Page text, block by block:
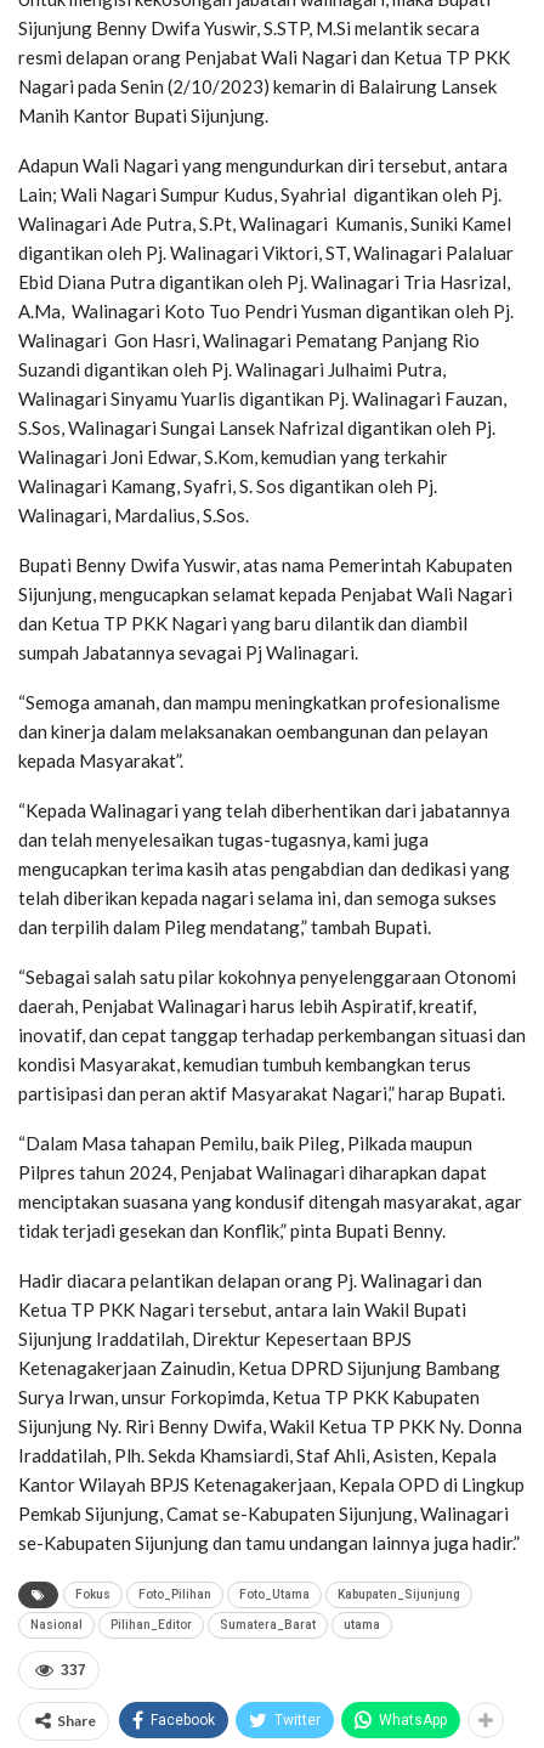
Sijunjung Benny Dwifa Yuswir, S.STP, M.Si melantik secara
resmi delapan orang Penjabat Wali Nagari dan Ketua TP PKK
Nagari pada Senin (2/10/2023) kemarin di Balairung Lansek
Manih Kantor Bupati Sijunjung.
Adapun Wali Nagari yang mengundurkan diri tersebut, antara
Lain; Wali Nagari Sumpur Kudus, Syahrial digantikan oleh Pj.
Walinagari Ade Putra, S.Pt, Walinagari Kumanis, Suniki Kamel
digantikan oleh Pj. Walinagari Viktori, ST, Walinagari Palaluar
Ebid Diana Putra digantikan oleh Pj. Walinagari Tria Hasrizal,
A.Ma, Walinagari Koto Tuo Pendri Yusman digantikan oleh Pj.
Walinagari Gon Hasri, Walinagari Pematang Panjang Rio
Suzandi digantikan oleh Pj. Walinagari Julhaimi Putra,
Walinagari Sinyamu Yuarlis digantikan Pj. Walinagari Fauzan,
S.Sos, Walinagari Sungai Lansek Nafrizal digantikan oleh Pj.
Walinagari Joni Edwar, S.Kom, kemudian yang terkahir
Walinagari Kamang, Syafri, S. Sos digantikan oleh Pj.
Walinagari, Mardalius, S.Sos.
Bupati Benny Dwifa Yuswir, atas nama Pemerintah Kabupaten
Sijunjung, mengucapkan selamat kepada Penjabat Wali Nagari
dan Ketua TP PKK Nagari yang baru dilantik dan diambil
sumpah Jabatannya sevagai Pj Walinagari.
“Semoga amanah, dan mampu meningkatkan profesionalisme
dan kinerja dalam melaksanakan oembangunan dan pelayan
kepada Masyarakat”.
“Kepada Walinagari yang telah diberhentikan dari jabatannya
dan telah menyelesaikan tugas-tugasnya, kami juga
mengucapkan terima kasih atas pengabdian dan dedikasi yang
telah diberikan kepada nagari selama ini, dan semoga sukses
dan terpilih dalam Pileg mendatang,” tambah Bupati.
“Sebagai salah satu pilar kokohnya penyelenggaraan Otonomi
daerah, Penjabat Walinagari harus lebih Aspiratif, kreatif,
inovatif, dan cepat tanggap terhadap perkembangan situasi dan
kondisi Masyarakat, kemudian tumbuh kembangkan terus
partisipasi dan peran aktif Masyarakat Nagari,” harap Bupati.
“Dalam Masa tahapan Pemilu, baik Pileg, Pilkada maupun
Pilpres tahun 2024, Penjabat Walinagari diharapkan dapat
menciptakan suasana yang kondusif ditengah masyarakat, agar
tidak terjadi gesekan dan Konflik,” pinta Bupati Benny.
Hadir diacara pelantikan delapan orang Pj. Walinagari dan
Ketua TP PKK Nagari tersebut, antara lain Wakil Bupati
Sijunjung Iraddatilah, Direktur Kepesertaan BPJS
Ketenagakerjaan Zainudin, Ketua DPRD Sijunjung Bambang
Surya Irwan, unsur Forkopimda, Ketua TP PKK Kabupaten
Sijunjung Ny. Riri Benny Dwifa, Wakil Ketua TP PKK Ny. Donna
Iraddatilah, Plh. Sekda Khamsiardi, Staf Ahli, Asisten, Kepala
Kantor Wilayah BPJS Ketenagakerjaan, Kepala OPD di Lingkup
Pemkab Sijunjung, Camat se-Kabupaten Sijunjung, Walinagari
se-Kabupaten Sijunjung dan tamu undangan lainnya juga hadir.”
Fokus Foto_Pilihan Foto_Utama Kabupaten_Sijunjung
Nasional Pilihan_Editor Sumatera_Barat utama
337
Share Facebook Twitter WhatsApp